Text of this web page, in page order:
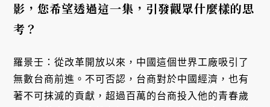
影，您希望透過這一集，引發觀眾什麼樣的思
考？
羅景壬：從改革開放以來，中國這個世界工廠吸引了
無數台商前進。不可否認，台商對於中國經濟，也有
著不可抹滅的貢獻，超過百萬的台商投入他的青春歲